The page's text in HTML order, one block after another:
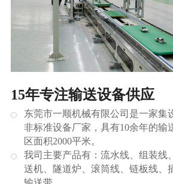
15年专注输送设备供应
东莞市一顺机械有限公司是一家集
非标准设备厂家，具有10余年的输
区面积2000平米。
我司主要产品有：流水线、组装线
送机、隧道炉、滚筒线、链板线、